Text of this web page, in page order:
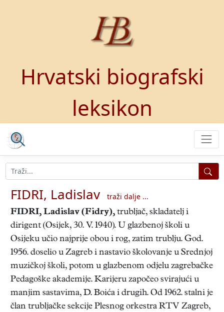
Hrvatski biografski
leksikon
FIDRI, Ladislav
traži dalje ...
FIDRI, Ladislav (Fidry), trubljač, skladatelj i
dirigent (Osijek, 30. V. 1940). U glazbenoj školi u
Osijeku učio najprije obou i rog, zatim trublju. God.
1956. doselio u Zagreb i nastavio školovanje u Srednjoj
muzičkoj školi, potom u glazbenom odjelu zagrebačke
Pedagoške akademije. Karijeru započeo svirajući u
manjim sastavima, D. Boića i drugih. Od 1962. stalni je
član trubljačke sekcije Plesnog orkestra RTV Zagreb,